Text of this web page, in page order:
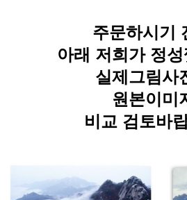
주문하시기
아래 저희가 정
실제그림사
원본이미
비교 검토바